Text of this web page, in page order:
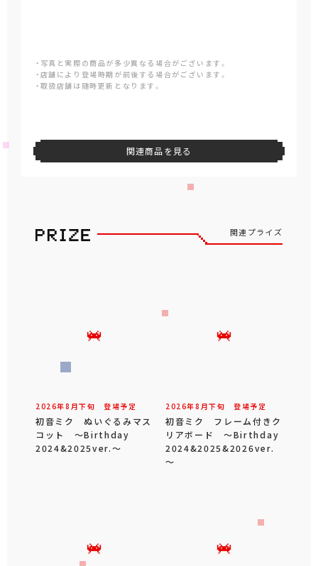
・写真と実際の商品が多少異なる場合がございます。
・店舗により登場時期が前後する場合がございます。
・取扱店舗は随時更新となります。
関連商品を見る
関連プライズ
2026年8 月下旬 登場予定
初音ミク ぬいぐるみマス
コット ～Birthday
2024&2025ver.～
2026年8 月下旬 登場予定
初音ミク フレーム付きク
リアボード ～Birthday
2024&2025&2026ver.
～